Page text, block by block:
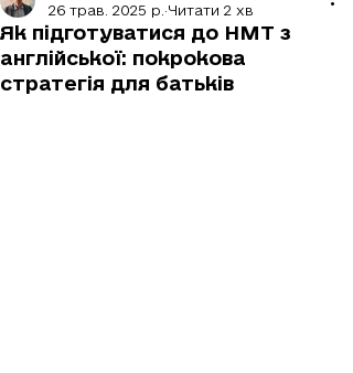
Як підготуватися до НМТ з
англійської: покрокова
стратегія для батьків
26 трав. 2025 р. Читати 2 хв